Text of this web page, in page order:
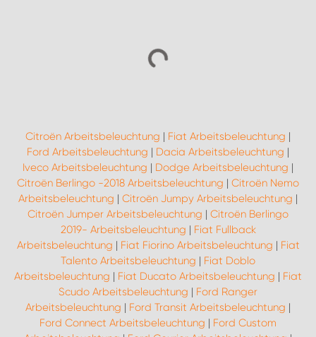
Citroën Arbeitsbeleuchtung | Fiat Arbeitsbeleuchtung |
Ford Arbeitsbeleuchtung | Dacia Arbeitsbeleuchtung |
Iveco Arbeitsbeleuchtung | Dodge Arbeitsbeleuchtung |
Citroën Berlingo -2018 Arbeitsbeleuchtung | Citroën Nemo
Arbeitsbeleuchtung | Citroën Jumpy Arbeitsbeleuchtung |
Citroën Jumper Arbeitsbeleuchtung | Citroën Berlingo
2019- Arbeitsbeleuchtung | Fiat Fullback
Arbeitsbeleuchtung | Fiat Fiorino Arbeitsbeleuchtung | Fiat
Talento Arbeitsbeleuchtung | Fiat Doblo
Arbeitsbeleuchtung | Fiat Ducato Arbeitsbeleuchtung | Fiat
Scudo Arbeitsbeleuchtung | Ford Ranger
Arbeitsbeleuchtung | Ford Transit Arbeitsbeleuchtung |
Ford Connect Arbeitsbeleuchtung | Ford Custom